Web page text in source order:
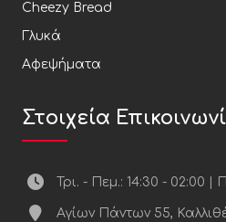
Cheezy Bread
Γλυκά
Αφεψήματα
Στοιχεία
Τρι. - Πεμ.: 14:30 - 02:00
Αγίων Πάντων 55,